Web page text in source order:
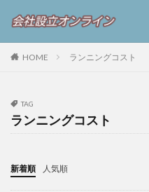
HOME ランニングコスト
TAG
ランニングコスト
新着順 人気順